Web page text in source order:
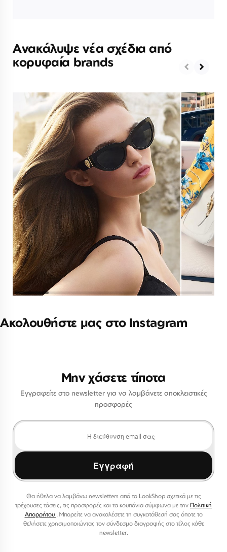
Ανακάλυψε νέα σχέδια από
κορυφαία brands
Ακολουθήστε μας στο Instagram
Μην χάσετε τίποτα
Εγγραφείτε στο newsletter για να λαμβάνετε αποκλειστικές
προσφορές
Εγγραφή
Θα ήθελα να λαμβάνω newsletters από το LookShop σχετικά με τις
τρέχουσες τάσεις, τις προσφορές και τα κουπόνια σύμφωνα με την Πολιτική
Απορρήτου . Μπορείτε να ανακαλέσετε τη συγκατάθεσή σας όποτε το
θελήσετε χρησιμοποιώντας τον σύνδεσμο διαγραφής στο τέλος κάθε
newsletter.